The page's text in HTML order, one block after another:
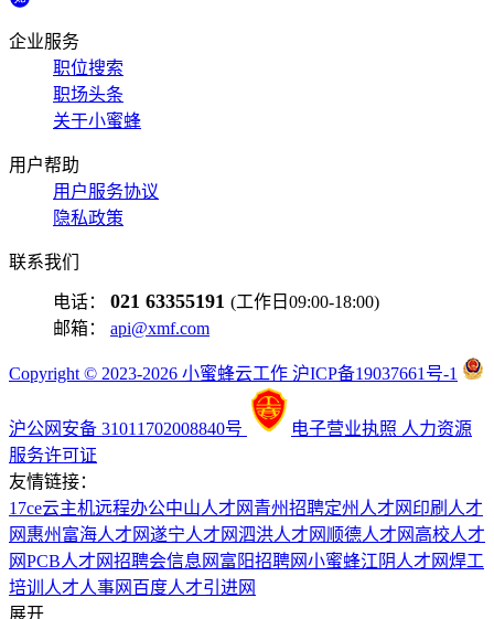
企业服务
职位搜索
职场头条
关于小蜜蜂
用户帮助
用户服务协议
隐私政策
联系我们
电话： 021 63355191 (工作日09:00-18:00)
邮箱： api@xmf.com
Copyright © 2023-2026 小蜜蜂云工作 沪ICP备19037661号-1
沪公网安备 31011702008840号 电子营业执照 人力资源
服务许可证
友情链接：
17ce云主机远程办公中山人才网 青州招聘定州人才网 印刷人才
网 惠州富海人才网遂宁人才网泗洪人才网 顺德人才网 高校人才
网PCB人才网招聘会信息网 富阳招聘网小蜜蜂江阴人才网焊工
培训 人才人事网 百度人才引进网
展开